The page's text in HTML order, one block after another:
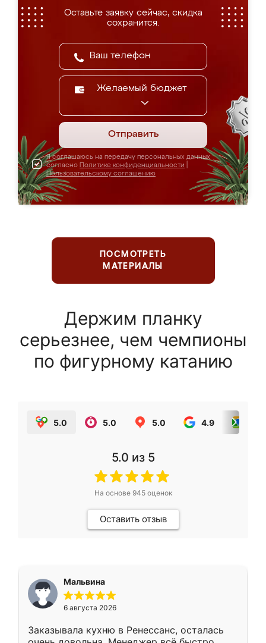
Оставьте заявку сейчас, скидка
сохранится.
Желаемый бюджет
Отправить
Я соглашаюсь на передачу персональных данных
согласно Политике конфиденциальности
Пользовательскому соглашению
ПОСМОТРЕТЬ
МАТЕРИАЛЫ
Держим планку
серьезнее, чем чемпионы
по фигурному катанию
5.0 5.0 5.0 4.9
5.0 из 5
На основе 945оценок
Оставить отзыв
Мальвина
6 августа 2026
Заказывала кухню в Ренессанс, осталась